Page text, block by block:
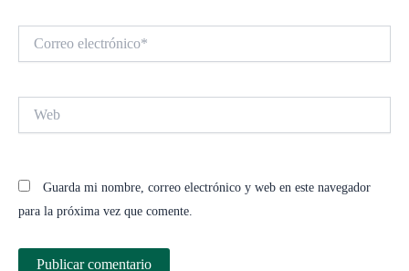
electrónico*
Guarda mi nombre, correo electrónico y web en este navegador
para la próxima vez que comente.